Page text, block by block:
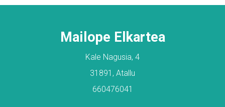
Mailope Elkartea
Kale Nagusia, 4
31891, Atallu
660476041